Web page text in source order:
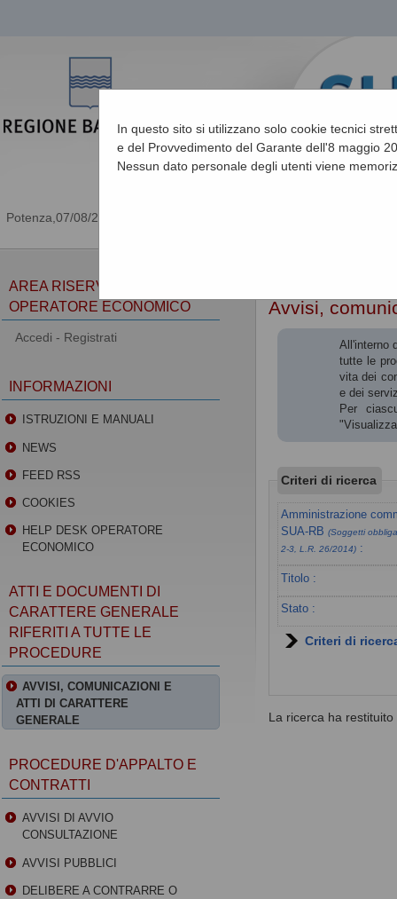
07/08/2026 21:57
In questo sito si utilizzano solo cookie tecnici
e del Provvedimento del Garante dell'8 maggio
Nessun dato personale degli utenti viene
Avvisi,
All'interno
tutte le
vita dei
e dei
Per
Criteri di ricerca
Amministrazione
SUA-RB(Soggetti
2-3, L.R. 26/2014) :
Titolo :
Stato :
Criteri di
La ricerca ha restituito
AREA RISERVATA
OPERATORE ECONOMICO
Accedi - Registrati
INFORMAZIONI
ISTRUZIONI E MANUALI
NEWS
FEED RSS
COOKIES
HELP DESK OPERATORE
ECONOMICO
ATTI E DOCUMENTI DI
CARATTERE GENERALE
RIFERITI A TUTTE LE
PROCEDURE
AVVISI, COMUNICAZIONI E
ATTI DI CARATTERE
GENERALE
PROCEDURE D'APPALTO E
CONTRATTI
AVVISI DI AVVIO
CONSULTAZIONE
AVVISI PUBBLICI
DELIBERE A CONTRARRE O